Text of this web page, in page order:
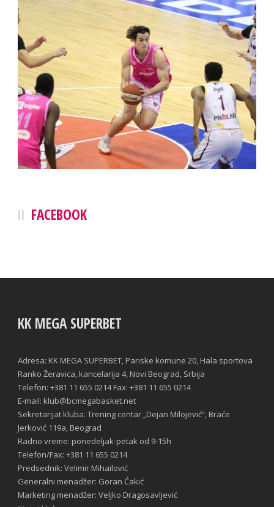
FACEBOOK
KK MEGA SUPERBET
Adresa: KK MEGA SUPERBET, Pariske komune 20, Hala sportova
Ranko Žeravica, kancelarija 4, Novi Beograd, Srbija
Telefon: +381 11 655 0214 Fax: +381 11 655 0214
E-mail: klub@bcmegabasket.net
Sekretarijat kluba: Trening centar „Dejan Milojević“, Braće
Jerković 119a, Beograd
Radno vreme: ponedeljak-petak od 9-15h
Telefon/Fax: +381 11 655 0214
Predsednik: Velimir Mihailović
Generalni menadžer: Goran Ćakić
Marketing menadžer: Veljko Dragosavljević